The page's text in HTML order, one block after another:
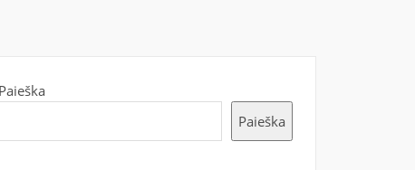
Paieška
Paieška